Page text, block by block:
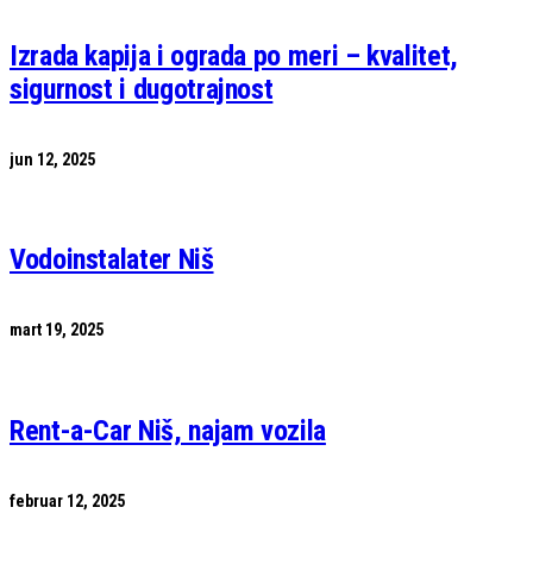
Izrada kapija i ograda po meri – kvalitet,
sigurnost i dugotrajnost
jun 12, 2025
Vodoinstalater Niš
mart 19, 2025
Rent-a-Car Niš, najam vozila
februar 12, 2025